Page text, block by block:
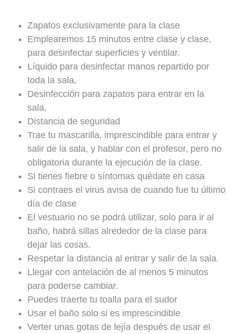
Zapatos exclusivamente para la clase
Emplearemos 15 minutos entre clase y clase,
para desinfectar superficies y ventilar.
Líquido para desinfectar manos repartido por
toda la sala,
Desinfección para zapatos para entrar en la
sala,
Distancia de seguridad
Trae tu mascarilla, imprescindible para entrar y
salir de la sala, y hablar con el profesor, pero no
obligatoria durante la ejecución de la clase.
Si tienes fiebre o síntomas quédate en casa
Si contraes el virus avisa de cuando fue tu último
día de clase
El vestuario no se podrá utilizar, solo para ir al
baño, habrá sillas alrededor de la clase para
dejar las cosas.
Respetar la distancia al entrar y salir de la sala.
Llegar con antelación de al menos 5 minutos
para poderse cambiar.
Puedes traerte tu toalla para el sudor
Usar el baño solo si es imprescindible
Verter unas gotas de lejía después de usar el